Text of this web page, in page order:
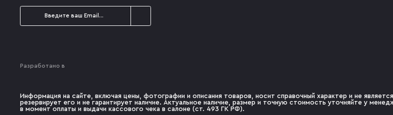
Разработано в
Информация на сайте, включая цены, фотографии и описания товаров, носит справочный характер и не
резервирует его и не гарантирует наличие. Актуальное наличие, размер и точную стоимость уточняйте у
в момент оплаты и выдачи кассового чека в салоне (ст. 493 ГК РФ).